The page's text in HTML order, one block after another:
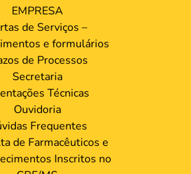
EMPRESA
de Serviços –
e formulários
Processos
Secretaria
Técnicas
Ouvidoria
Frequentes
de Farmacêuticos e
Inscritos no